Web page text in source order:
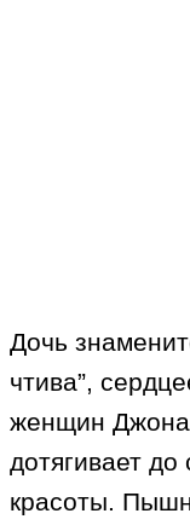
Дочь
чтива”,
женщин Джона
дотягивает до
красоты.